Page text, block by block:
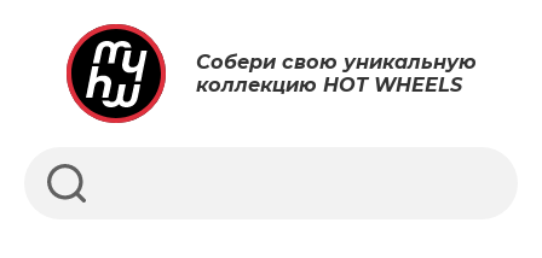
Собери свою уникальную
коллекцию HOT WHEELS